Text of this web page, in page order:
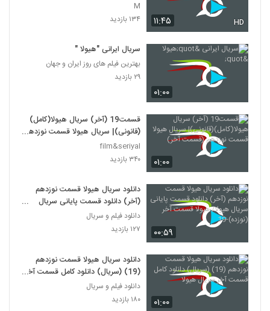
۱۱:۴۵ HD
M
۱۳۴ بازدید
۰۱:۰۰
سریال ایرانی "هیولا "
بهترین فیلم های روز ایران و جهان
۲۹ بازدید
۰۱:۰۰
قسمت19 (آخر) سریال هیولا(کامل)
(قانونی)| سریال هیولا قسمت نوزدهم
(قسمت آخر)
film&seriyal
۳۴۰ بازدید
۰۰:۵۹
دانلود سریال هیولا قسمت نوزدهم
(آخر) دانلود قسمت پایانی سریال
هیولا/ هیولا قسمت آخر (نوزده)-19
دانلود فیلم و سریال
۱۲۷ بازدید
۰۱:۰۰
دانلود سریال هیولا قسمت نوزدهم
(19) (سریال) دانلود کامل قسمت آخر
سریال هیولا
دانلود فیلم و سریال
۱۸۰ بازدید